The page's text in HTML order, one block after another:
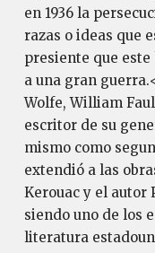
en 1936 la
razas o ideas que
presiente que
a una gran
Wolfe, William
escritor de su
mismo como
extendió a las
Kerouac y el autor
siendo uno de los
literatura